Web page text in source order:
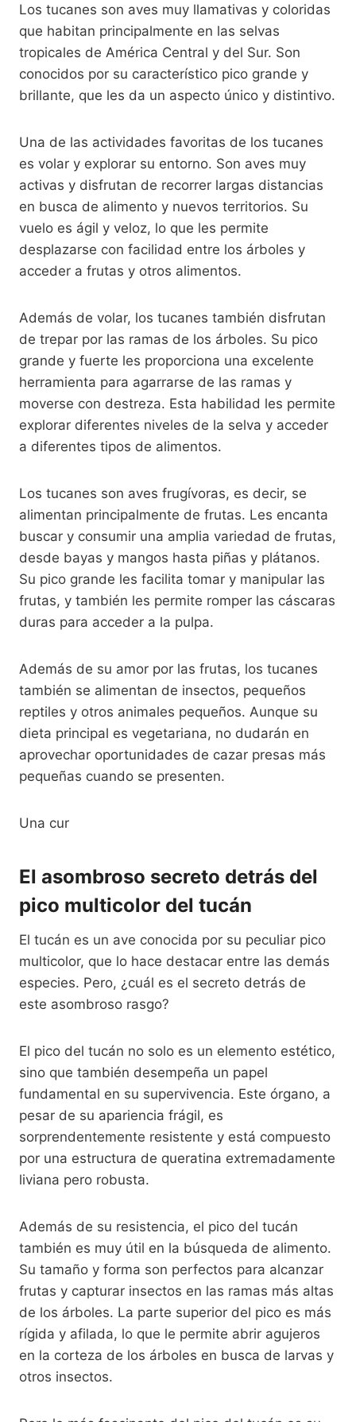
Los tucanes son aves muy llamativas y coloridas
que habitan principalmente en las selvas
tropicales de América Central y del Sur. Son
conocidos por su característico pico grande y
brillante, que les da un aspecto único y distintivo.
Una de las actividades favoritas de los tucanes
es volar y explorar su entorno. Son aves muy
activas y disfrutan de recorrer largas distancias
en busca de alimento y nuevos territorios. Su
vuelo es ágil y veloz, lo que les permite
desplazarse con facilidad entre los árboles y
acceder a frutas y otros alimentos.
Además de volar, los tucanes también disfrutan
de trepar por las ramas de los árboles. Su pico
grande y fuerte les proporciona una excelente
herramienta para agarrarse de las ramas y
moverse con destreza. Esta habilidad les permite
explorar diferentes niveles de la selva y acceder
a diferentes tipos de alimentos.
Los tucanes son aves frugívoras, es decir, se
alimentan principalmente de frutas. Les encanta
buscar y consumir una amplia variedad de frutas,
desde bayas y mangos hasta piñas y plátanos.
Su pico grande les facilita tomar y manipular las
frutas, y también les permite romper las cáscaras
duras para acceder a la pulpa.
Además de su amor por las frutas, los tucanes
también se alimentan de insectos, pequeños
reptiles y otros animales pequeños. Aunque su
dieta principal es vegetariana, no dudarán en
aprovechar oportunidades de cazar presas más
pequeñas cuando se presenten.
Una cur
El asombroso secreto detrás del
pico multicolor del tucán
El tucán es un ave conocida por su peculiar pico
multicolor, que lo hace destacar entre las demás
especies. Pero, ¿cuál es el secreto detrás de
este asombroso rasgo?
El pico del tucán no solo es un elemento estético,
sino que también desempeña un papel
fundamental en su supervivencia. Este órgano, a
pesar de su apariencia frágil, es
sorprendentemente resistente y está compuesto
por una estructura de queratina extremadamente
liviana pero robusta.
Además de su resistencia, el pico del tucán
también es muy útil en la búsqueda de alimento.
Su tamaño y forma son perfectos para alcanzar
frutas y capturar insectos en las ramas más altas
de los árboles. La parte superior del pico es más
rígida y afilada, lo que le permite abrir agujeros
en la corteza de los árboles en busca de larvas y
otros insectos.